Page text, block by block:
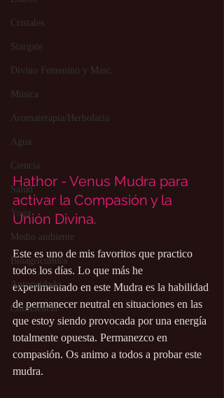
Cristales
Stargate
Divino Femenino y Masc.
Música
Aromaterapia/Herbolaria
Agua
Ciencia
Salud
Yoga
Medio ambiente
Bioagricultura
Autocuidado
Consciencia
Hathor - Venus Mudra para
activar la Compasión y la
Unión Divina.
Este es uno de mis favoritos que practico
todos los días. Lo que más he
experimentado en este Mudra es la habilidad
de permanecer neutral en situaciones en las
que estoy siendo provocada por una energía
totalmente opuesta. Permanezco en
compasión. Os animo a todos a probar este
mudra.